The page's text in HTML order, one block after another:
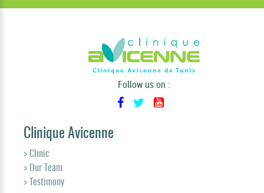
Follow us on :
Clinique Avicenne
> Clinic
> Our Team
> Testimony